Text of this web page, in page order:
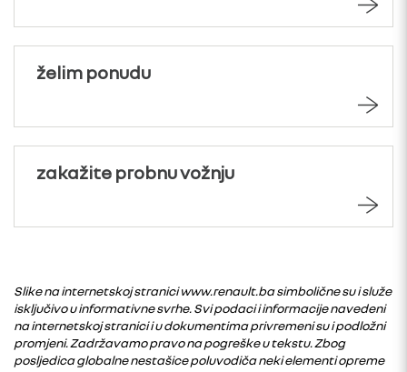
želim ponudu
zakažite probnu vožnju
Slike na internetskoj stranici www.renault.ba simbolične su i služe
isključivo u informativne svrhe. Svi podaci i informacije navedeni
na internetskoj stranici i u dokumentima privremeni su i podložni
promjeni. Zadržavamo pravo na pogreške u tekstu. Zbog
posljedica globalne nestašice poluvodiča neki elementi opreme